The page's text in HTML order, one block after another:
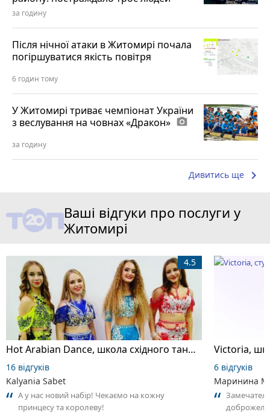
за годину
Після нічної атаки в Житомирі почала
погіршуватися якість повітря
6 годин тому
У Житомирі триває чемпіонат України
з веслування на човнах «Дракон» photo_camera
за годину
Дивитись ще keyboard_arrow_right
Ваші відгуки про послуги у
Житомирі
Hot Arabian Dance, школа східного танцю
4.5
16 відгуків
Kalyania Sabet
А у нас новий набір! Чекаємо на кожну
принцесу та королеву!
6 відгуків
Маринина